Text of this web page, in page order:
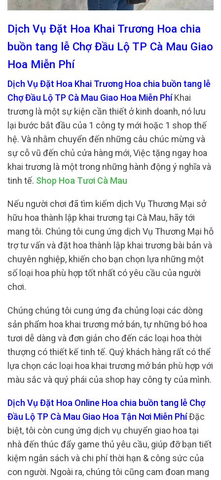
Dịch Vụ Đặt Hoa Khai Trương Hoa chia
buồn tang lễ Chợ Đầu Lộ TP Cà Mau Giao
Hoa Miễn Phí
Dịch Vụ Đặt Hoa Khai Trương Hoa chia buồn tang lễ
Chợ Đầu Lộ TP Cà Mau Giao Hoa Miễn PhíKhai
trương là một sự kiện cần thiết ở kinh doanh, nó lưu
lại bước bắt đầu của 1 công ty mới hoặc 1 shop thế
hệ. Và nhằm chuyển đến những câu chúc mừng và
sự cỗ vũ đến chủ cửa hàng mới, Việc tặng ngay hoa
khai trương là một trong những hành động ý nghĩa và
tinh tế. Shop Hoa Tươi Cà Mau
Nếu người chơi đã tìm kiếm dịch Vụ Thương Mại sở
hữu hoa thành lập khai trương tại Cà Mau, hãy tới
mang tôi. Chúng tôi cung ứng dịch Vụ Thương Mại hỗ
trợ tư vấn và đặt hoa thành lập khai trương bài bản và
chuyên nghiệp, khiến cho bạn chọn lựa những một
số loại hoa phù hợp tốt nhất có yêu cầu của người
chơi.
Chúng chúng tôi cung ứng đa chủng loại các dòng
sản phẩm hoa khai trương mở bán, tự những bó hoa
tươi dễ dàng và đơn giản cho đến các loại hoa thời
thượng có thiết kế tinh tế. Quý khách hàng rất có thể
lựa chọn các loại hoa khai trương mở bán phù hợp với
màu sắc và quý phái của shop hay công ty của mình.
Dịch Vụ Đặt Hoa Online Hoa chia buồn tang lễ Chợ
Đầu Lộ TP Cà Mau Giao Hoa Tận Nơi Miễn PhíĐặc
biệt, tôi còn cung ứng dịch vụ chuyển giao hoa tại
nhà đến thúc đẩy game thủ yêu cầu, giúp đỡ bạn tiết
kiệm ngân sách và chi phí thời hạn & công sức của
con người. Ngoài ra, chúng tôi cũng cam đoan mang